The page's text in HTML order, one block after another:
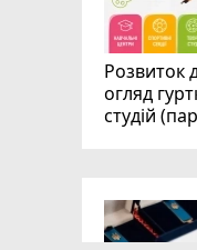
Розвиток
огляд
студій